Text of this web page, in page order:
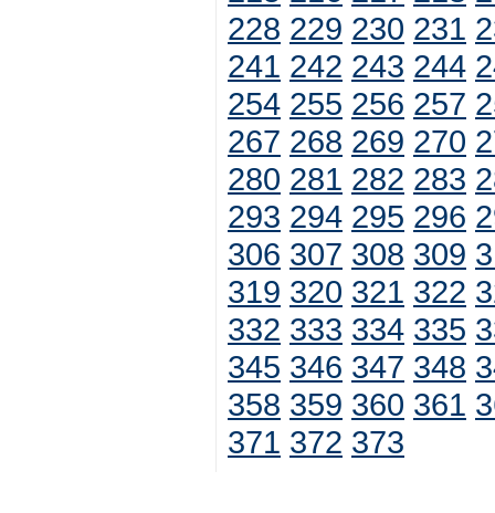
228 229 230 231
241 242 243 244
254 255 256 257
267 268 269 270
280 281 282 283
293 294 295 296
306 307 308 309
319 320 321 322
332 333 334 335
345 346 347 348
358 359 360 361
371 372 373